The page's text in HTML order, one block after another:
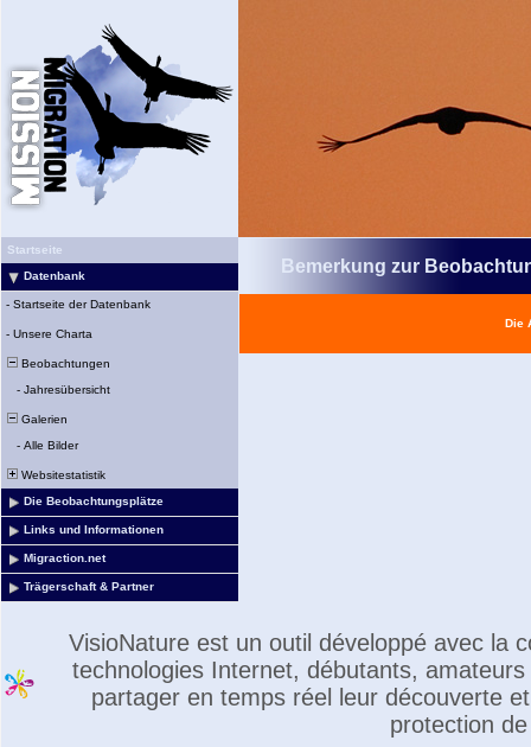
Startseite
Datenbank
- Startseite der Datenbank
- Unsere Charta
Beobachtungen
- Jahresübersicht
Galerien
- Alle Bilder
Websitestatistik
Die Beobachtungsplätze
Links und Informationen
Migraction.net
Trägerschaft & Partner
Bemerkung zur
Die
VisioNature est un outil développé avec la
technologies Internet, débutants,
partager en temps réel leur découverte
protection